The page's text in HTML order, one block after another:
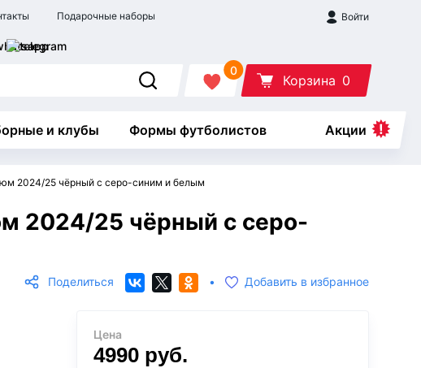
Подарочные наборы Войти
0
Корзина 0
и клубы Формы футболистов Акции
2024/25 чёрный с серо-синим и белым
2024/25 чёрный с серо-
Поделиться • Добавить в избранное
Цена
4990 руб.